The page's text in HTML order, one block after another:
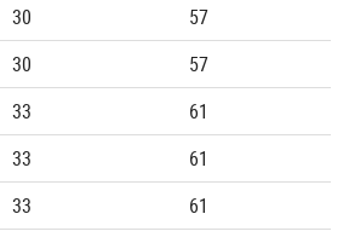
30
57
30
57
33
61
33
61
33
61